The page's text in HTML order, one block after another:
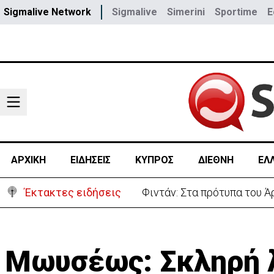
Sigmalive Network Sigmalive Simerini Sportime
ΑΡΧΙΚΗ ΕΙΔΗΣΕΙΣ ΚΥΠΡΟΣ ΔΙΕΘΝΗ
Έκτακτες ειδήσεις Φιντάν: Στα πρότυπα του
Μωυσέως: Σκληρή